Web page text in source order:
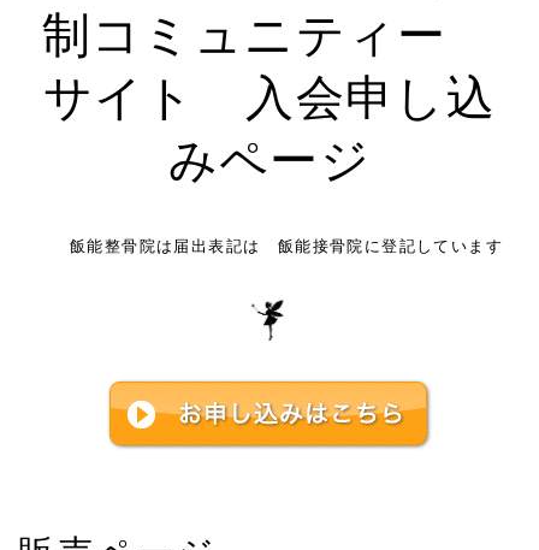
制コミュニティー
サイト 入会申し込
みページ
飯能整骨院は届出表記は 飯能接骨院に登記しています